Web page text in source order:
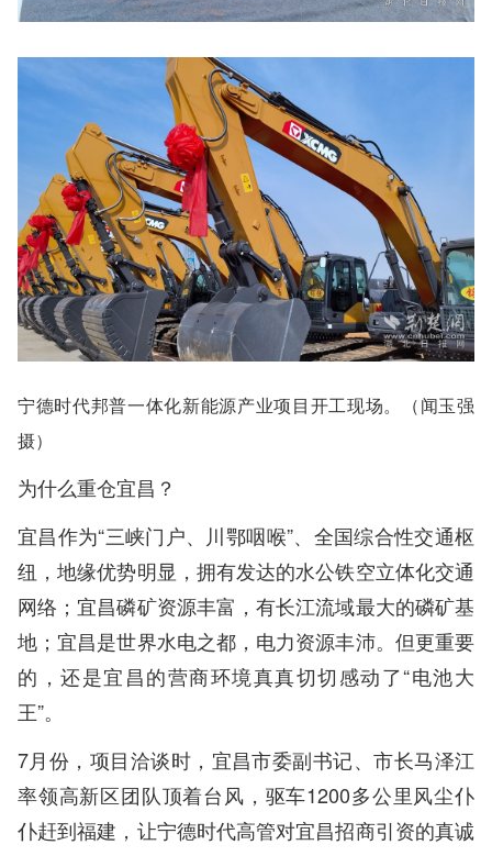
宁德时代邦普一体化新能源产业项目开工现场。（闻玉强
摄）
为什么重仓宜昌？
宜昌作为“三峡门户、川鄂咽喉”、全国综合性交通枢
纽，地缘优势明显，拥有发达的水公铁空立体化交通
网络；宜昌磷矿资源丰富，有长江流域最大的磷矿基
地；宜昌是世界水电之都，电力资源丰沛。但更重要
的，还是宜昌的营商环境真真切切感动了“电池大
王”。
7月份，项目洽谈时，宜昌市委副书记、市长马泽江
率领高新区团队顶着台风，驱车1200多公里风尘仆
仆赶到福建，让宁德时代高管对宜昌招商引资的真诚